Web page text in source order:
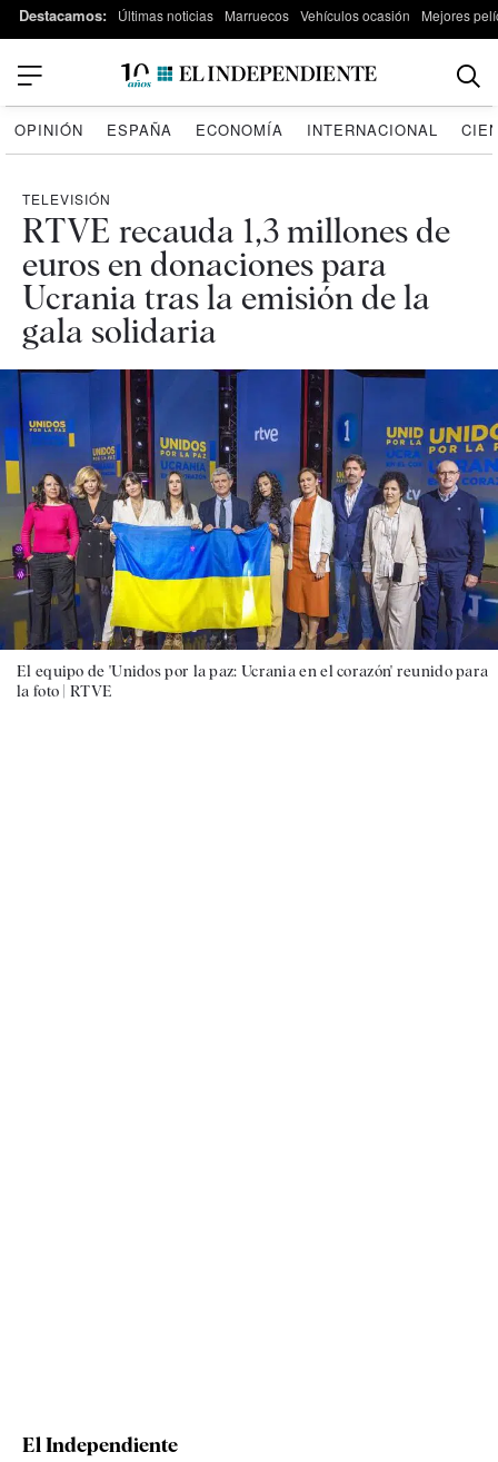
Destacamos: Últimas noticias Marruecos Vehículos ocasión Mejores
OPINIÓN ESPAÑA ECONOMÍA INTERNACIONAL
TELEVISIÓN
RTVE recauda 1,3 millones de
euros en donaciones para
Ucrania tras la emisión de la
gala solidaria
El equipo de 'Unidos por la paz: Ucrania en el corazón' reunido para
la foto | RTVE
El Independiente